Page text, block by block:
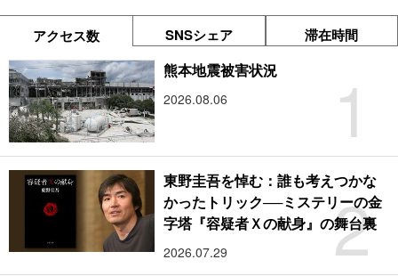
アクセス数 SNSシェア 滞在時間
1
熊本地震被害状況
2026.08.06
2
東野圭吾を悼む：誰も考えつかな
かったトリック──ミステリーの金
字塔『容疑者Ｘの献身』の舞台裏
2026.07.29